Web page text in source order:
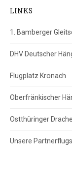
LINKS
1. Bamberger
DHV Deutscher
Flugplatz Kronach
Oberfränkischer
Ostthüringer
Unsere